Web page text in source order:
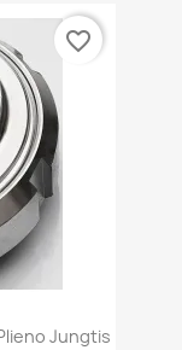
Jungtis
favorite_border